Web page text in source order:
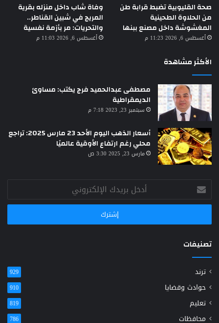
صحة القليوبية تضبط قرابة طن
من الحلاوة الطحينية
المغشوشة داخل مصنع ببنها
أغسطس 6, 2026 11:23 م
وفاة شاب داخل منزله بقرية
المريج في شبين القناطر..
والتحريات: مر بأزمة نفسية
أغسطس 6, 2026 11:03 م
الأكثر مشاهدة
مصطفى عبدالحميد فرج يكتب: مساوئ
الديمقراطية
سبتمبر 23, 2023 7:18 م
أسعار الذهب اليوم الأحد 23 مارس 2025: تراجع
محلي رغم ارتفاع الأوقية عالميًا
مارس 23, 2025 3:30 ص
أدخل
بريدك
الإلكتروني
تصنيفات
ترند 929
حوادث وقضايا 910
تعليم 819
محافظات 786